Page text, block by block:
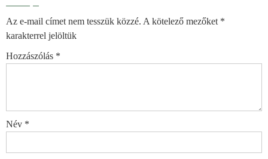
Az e-mail címet nem tesszük közzé. A kötelező mezőket *
karakterrel jelöltük
Hozzászólás *
Név *